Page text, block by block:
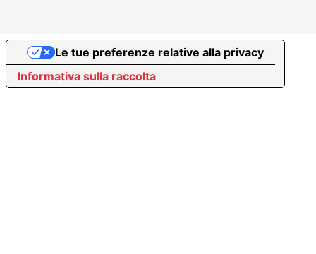
Informativa sulla raccolta
Le tue preferenze relative alla privacy